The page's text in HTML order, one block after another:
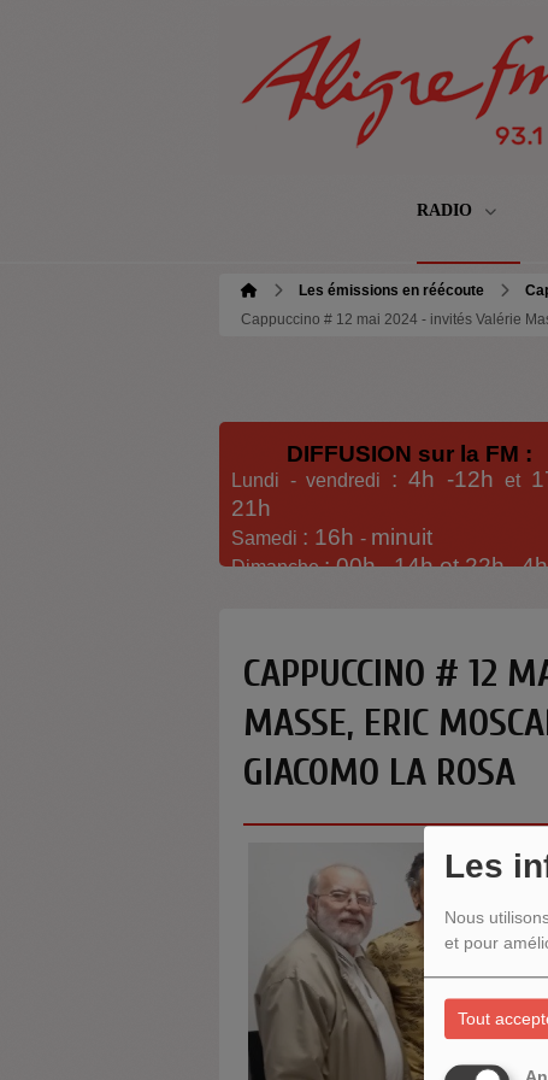
Les
Nous
et pour
Tout
RADIO
Les émissions en réécoute
Cappuccino # 12 mai 2024 - invités Valérie
DIFFUSION sur la FM :
Lundi - vendredi : 4h -12h et
21h
Samedi : 16h - minuit
Dimanche: 00h -14h et 22h-4h
CAPPUCCINO # 12
MASSE, ERIC
GIACOMO LA ROSA